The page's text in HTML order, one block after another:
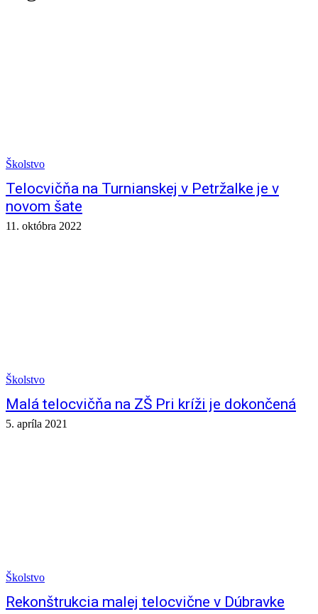
Školstvo
Telocvičňa na Turnianskej v Petržalke je v
novom šate
11. októbra 2022
Školstvo
Malá telocvičňa na ZŠ Pri kríži je dokončená
5. apríla 2021
Školstvo
Rekonštrukcia malej telocvične v Dúbravke